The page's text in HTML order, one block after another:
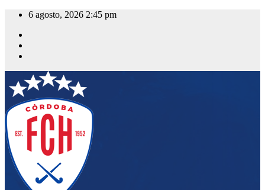
Saltar
contenido
6 agosto, 2026 2:45 pm